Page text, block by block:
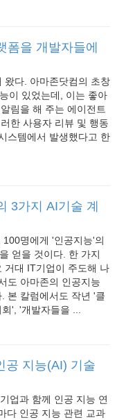
폼을 개발자들에
왔다. 아마존닷컴의 초창
이 있었는데, 이는 좋아
림을 해 주는 에이전트
한 사용자 리뷰 및 행동
스템에서 발생했다고 한
3가지 AI기술 계
명에게 '인공지능'의
얻을 것이다. 한 가지
거대 IT기업이 주도해 나
도 아마존의 인공지능
본 칼럼에서도 작년 '클
', '개발자들을 ...
공 지능(AI) 기술
업과 함께 인공 지능 연
다 인공 지능 관련 교과